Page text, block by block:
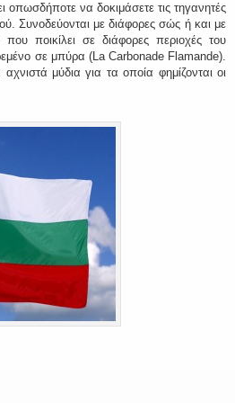
οπωσδήποτε να δοκιμάσετε τις τηγανητές
Συνοδεύονται με διάφορες σώς ή και με
ποικίλει σε διάφορες περιοχές του
σε μπύρα (La Carbonade Flamande).
μύδια για τα οποία φημίζονται οι